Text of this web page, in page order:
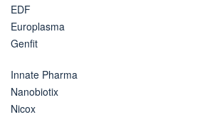
EDF
Europlasma
Genfit
Innate Pharma
Nanobiotix
Nicox